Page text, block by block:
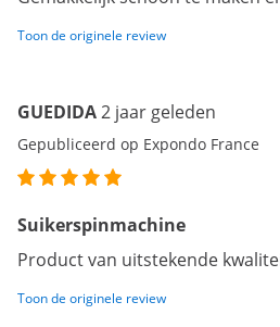
Toon de originele review
GUEDIDA2 jaar geleden
Gepubliceerd op Expondo France
Suikerspinmachine
Product van uitstekende
Toon de originele review